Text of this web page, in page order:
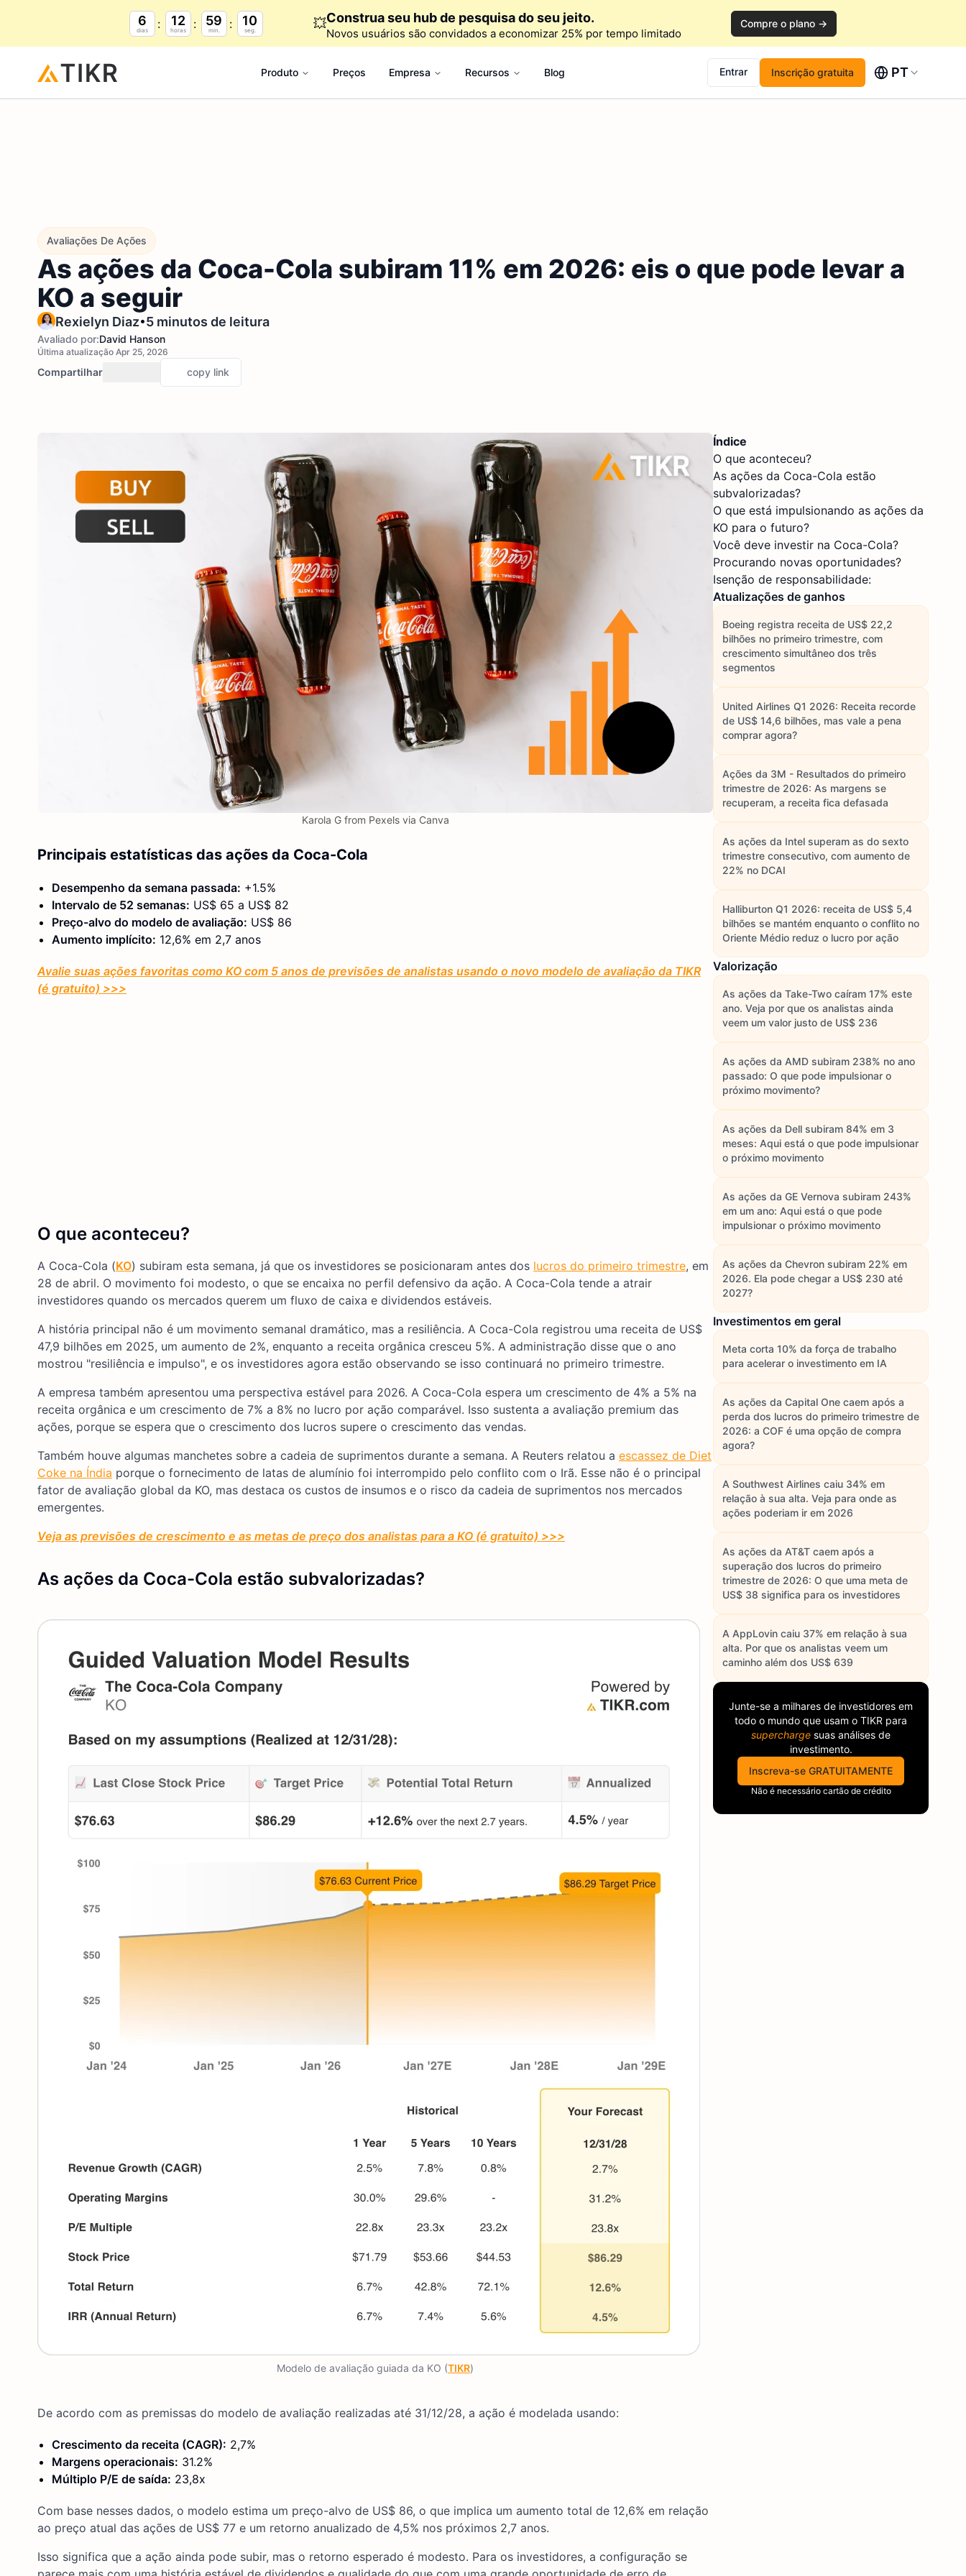
6
dias
12
horas
59
min.
9
seg. 💥Construa seu hub de pesquisa do seu jeito.
Novos usuários são convidados a economizar 25% por tempo limitado
Compre o plano →
Produto Preços Empresa Recursos Blog Entrar Inscrição gratuita PT
Avaliações De Ações
As ações da Coca-Cola subiram 11% em 2026: eis o que pode levar a
KO a seguir
Rexielyn Diaz•5 minutos de leitura
Avaliado por:David Hanson
Última atualização Apr 25, 2026
Compartilhar copy link
Karola G from Pexels via Canva
Principais estatísticas das ações da Coca-Cola
Desempenho da semana passada: +1.5%
Intervalo de 52 semanas: US$ 65 a US$ 82
Preço-alvo do modelo de avaliação: US$ 86
Aumento implícito: 12,6% em 2,7 anos
Avalie suas ações favoritas como KO com 5 anos de previsões de analistas usando o novo modelo de avaliação da TIKR
(é gratuito) >>>
O que aconteceu?
A Coca-Cola (KO) subiram esta semana, já que os investidores se posicionaram antes dos lucros do primeiro trimestre, em
28 de abril. O movimento foi modesto, o que se encaixa no perfil defensivo da ação. A Coca-Cola tende a atrair
investidores quando os mercados querem um fluxo de caixa e dividendos estáveis.
A história principal não é um movimento semanal dramático, mas a resiliência. A Coca-Cola registrou uma receita de US$
47,9 bilhões em 2025, um aumento de 2%, enquanto a receita orgânica cresceu 5%. A administração disse que o ano
mostrou "resiliência e impulso", e os investidores agora estão observando se isso continuará no primeiro trimestre.
A empresa também apresentou uma perspectiva estável para 2026. A Coca-Cola espera um crescimento de 4% a 5% na
receita orgânica e um crescimento de 7% a 8% no lucro por ação comparável. Isso sustenta a avaliação premium das
ações, porque se espera que o crescimento dos lucros supere o crescimento das vendas.
Também houve algumas manchetes sobre a cadeia de suprimentos durante a semana. A Reuters relatou a escassez de Diet
Coke na Índia porque o fornecimento de latas de alumínio foi interrompido pelo conflito com o Irã. Esse não é o principal
fator de avaliação global da KO, mas destaca os custos de insumos e o risco da cadeia de suprimentos nos mercados
emergentes.
Veja as previsões de crescimento e as metas de preço dos analistas para a KO (é gratuito) >>>
As ações da Coca-Cola estão subvalorizadas?
Modelo de avaliação guiada da KO (TIKR)
De acordo com as premissas do modelo de avaliação realizadas até 31/12/28, a ação é modelada usando:
Crescimento da receita (CAGR): 2,7%
Margens operacionais: 31.2%
Múltiplo P/E de saída: 23,8x
Com base nesses dados, o modelo estima um preço-alvo de US$ 86, o que implica um aumento total de 12,6% em relação
ao preço atual das ações de US$ 77 e um retorno anualizado de 4,5% nos próximos 2,7 anos.
Isso significa que a ação ainda pode subir, mas o retorno esperado é modesto. Para os investidores, a configuração se
Índice
O que aconteceu?
As ações da Coca-Cola estão
subvalorizadas?
O que está impulsionando as ações da
KO para o futuro?
Você deve investir na Coca-Cola?
Procurando novas oportunidades?
Isenção de responsabilidade:
Atualizações de ganhos
Boeing registra receita de US$ 22,2
bilhões no primeiro trimestre, com
crescimento simultâneo dos três
segmentos
United Airlines Q1 2026: Receita recorde
de US$ 14,6 bilhões, mas vale a pena
comprar agora?
Ações da 3M - Resultados do primeiro
trimestre de 2026: As margens se
recuperam, a receita fica defasada
As ações da Intel superam as do sexto
trimestre consecutivo, com aumento de
22% no DCAI
Halliburton Q1 2026: receita de US$ 5,4
bilhões se mantém enquanto o conflito no
Oriente Médio reduz o lucro por ação
Valorização
As ações da Take-Two caíram 17% este
ano. Veja por que os analistas ainda
veem um valor justo de US$ 236
As ações da AMD subiram 238% no ano
passado: O que pode impulsionar o
próximo movimento?
As ações da Dell subiram 84% em 3
meses: Aqui está o que pode impulsionar
o próximo movimento
As ações da GE Vernova subiram 243%
em um ano: Aqui está o que pode
impulsionar o próximo movimento
As ações da Chevron subiram 22% em
2026. Ela pode chegar a US$ 230 até
2027?
Investimentos em geral
Meta corta 10% da força de trabalho
para acelerar o investimento em IA
As ações da Capital One caem após a
perda dos lucros do primeiro trimestre de
2026: a COF é uma opção de compra
agora?
A Southwest Airlines caiu 34% em
relação à sua alta. Veja para onde as
ações poderiam ir em 2026
As ações da AT&T caem após a
superação dos lucros do primeiro
trimestre de 2026: O que uma meta de
US$ 38 significa para os investidores
A AppLovin caiu 37% em relação à sua
alta. Por que os analistas veem um
caminho além dos US$ 639
Junte-se a milhares de investidores em
todo o mundo que usam o TIKR para
supercharge suas análises de
investimento.
Inscreva-se GRATUITAMENTE
Não é necessário cartão de crédito